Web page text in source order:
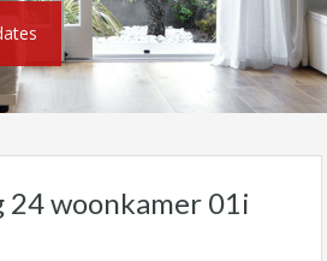
24 woonkamer 01i